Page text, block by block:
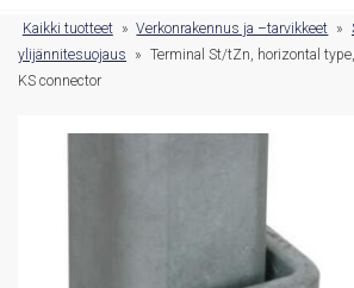
Kaikki tuotteet » Verkonrakennus ja –tarvikkeet »
ylijännitesuojaus
» Terminal St/tZn, horizontal
KS connector